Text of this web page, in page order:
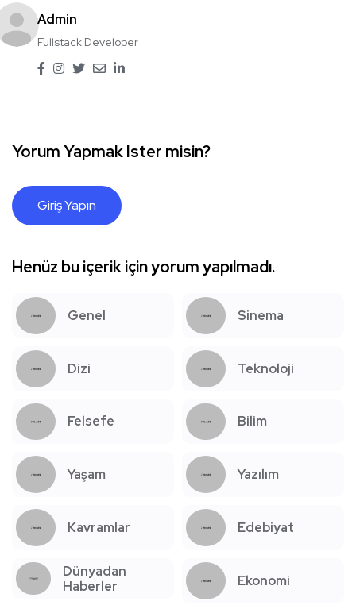
Admin
Fullstack Developer
Yorum Yapmak Ister misin?
Giriş Yapın
Henüz bu içerik için yorum yapılmadı.
Genel Sinema
Dizi Teknoloji
Felsefe Bilim
Yaşam Yazılım
Kavramlar Edebiyat
Dünyadan
Haberler
Ekonomi